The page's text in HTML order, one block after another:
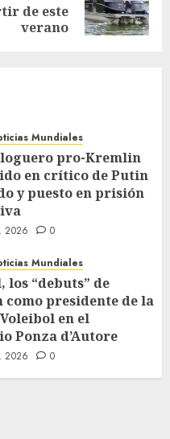
de este
verano
Mundiales
pro-Kremlin
en crítico de Putin
y puesto en prisión
2026 0
Mundiales
los “debuts” de
como presidente de la
en el
Ponza d’Autore
2026 0